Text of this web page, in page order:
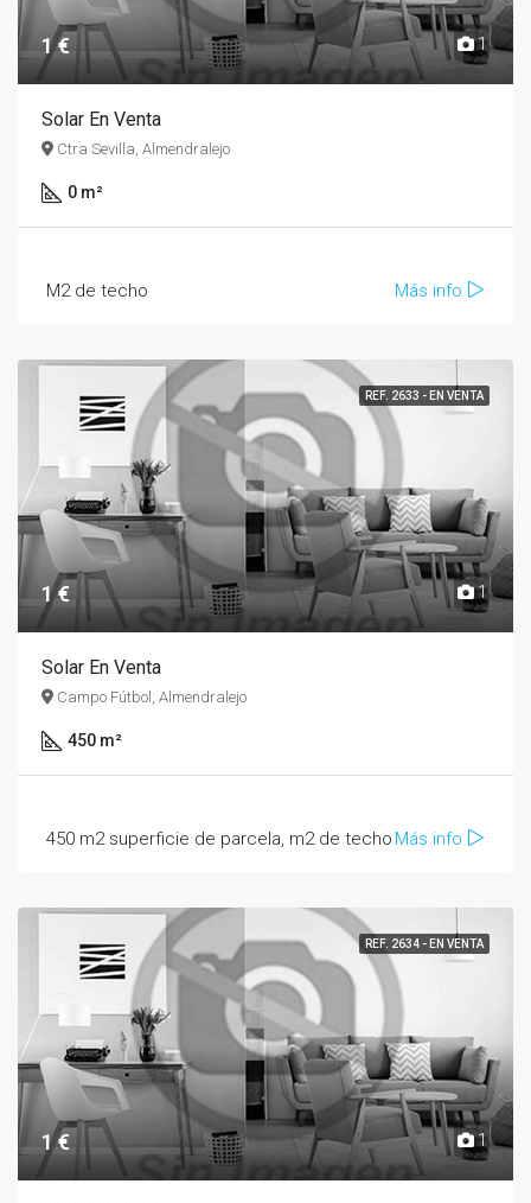
1 € 1
Solar En Venta
Ctra Sevilla, Almendralejo
0 m²
M2 de techo Más info
REF. 2633 - EN VENTA
1 € 1
Solar En Venta
Campo Fútbol, Almendralejo
450 m²
450 m2 superficie de parcela, m2 de techo Más info
REF. 2634 - EN VENTA
1 € 1